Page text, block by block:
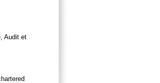
Audit et